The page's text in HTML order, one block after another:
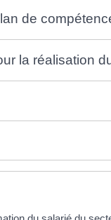
de
la réalisation